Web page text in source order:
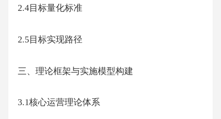
2.4目标量化标准
2.5目标实现路径
三、理论框架与实施模型构建
3.1核心运营理论体系